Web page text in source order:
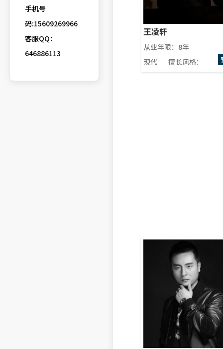
手机号
码:15609269966
客服QQ：
646886113
王凌轩
从业年限：8年
擅长风格：
现代